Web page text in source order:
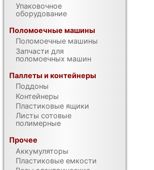
Упаковочное
оборудование
Поломоечные машины
Поломоечные машины
Запчасти для
поломоечных машин
Паллеты и контейнеры
Поддоны
Контейнеры
Пластиковые ящики
Листы сотовые
полимерные
Прочее
Аккумуляторы
Пластиковые емкости